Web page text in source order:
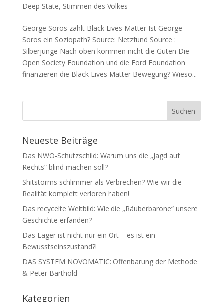
Deep State, Stimmen des Volkes
George Soros zahlt Black Lives Matter Ist Geor­ge
Soros ein Soziopath? Source: Netz­fund Source :
Silberjunge Nach oben kom­men nicht die Guten Die
Open Socie­ty Foun­da­ti­on und die Ford Foun­da­ti­on
finan­zie­ren die Black Lives Mat­ter Bewe­gung? Wie­so...
Neueste Beiträge
Das NWO-Schutzschild: Warum uns die „Jagd auf
Rechts“ blind machen soll?
Shitstorms schlimmer als Verbrechen? Wie wir die
Realität komplett verloren haben!
Das recycelte Weltbild: Wie die „Räuberbarone“ unsere
Geschichte erfanden?
Das Lager ist nicht nur ein Ort – es ist ein
Bewusstseinszustand?!
DAS SYSTEM NOVOMATIC: Offenbarung der Methode
& Peter Barthold
Kategorien